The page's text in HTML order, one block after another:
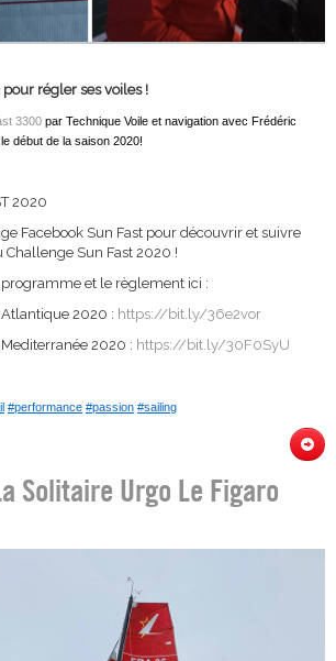
régler ses voiles !
3300 par Technique Voile et navigation avec Frédéric
début de la saison 2020!
2020
Facebook Sun Fast pour découvrir et suivre
Sun Fast 2020 !
et le règlement ici :
2020 : https://bit.ly/36e2vor
2020 : https://bit.ly/30F0SyU
#performance #passion #sailing
Solitaire Urgo Le Figaro